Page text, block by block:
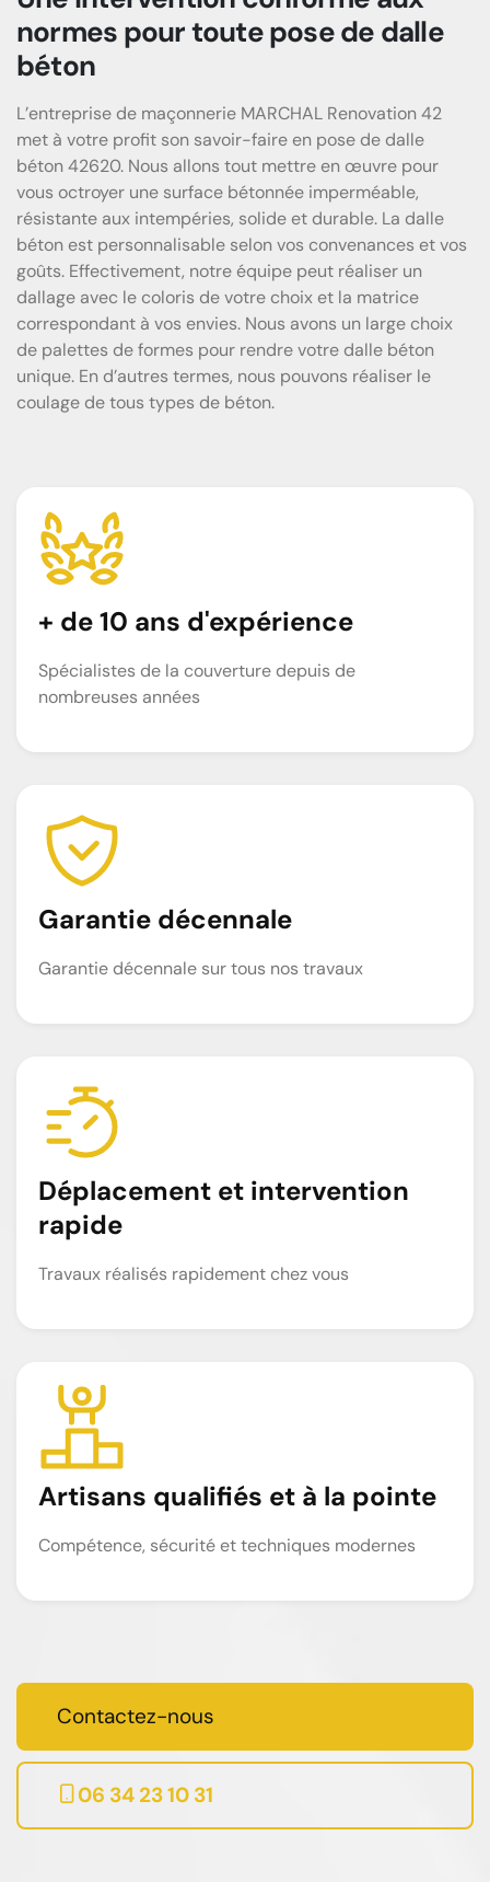
normes pour toute pose de dalle
béton
L’entreprise de maçonnerie MARCHAL Renovation 42
met à votre profit son savoir-faire en pose de dalle
béton 42620. Nous allons tout mettre en œuvre pour
vous octroyer une surface bétonnée imperméable,
résistante aux intempéries, solide et durable. La dalle
béton est personnalisable selon vos convenances et vos
goûts. Effectivement, notre équipe peut réaliser un
dallage avec le coloris de votre choix et la matrice
correspondant à vos envies. Nous avons un large choix
de palettes de formes pour rendre votre dalle béton
unique. En d’autres termes, nous pouvons réaliser le
coulage de tous types de béton.
+ de 10 ans d'expérience
Spécialistes de la couverture depuis de
nombreuses années
Garantie décennale
Garantie décennale sur tous nos travaux
Déplacement et intervention
rapide
Travaux réalisés rapidement chez vous
Artisans qualifiés et à la pointe
Compétence, sécurité et techniques modernes
Contactez-nous
06 34 23 10 31